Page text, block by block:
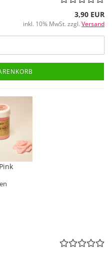
3,90 EUR
inkl. 10% MwSt. zzgl. Versand